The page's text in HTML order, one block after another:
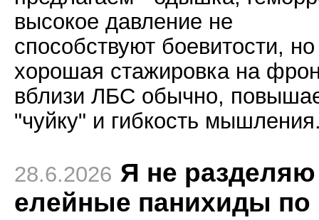
высокое давление не
способствуют боевитости, но
хорошая стажировка на
вблизи ЛБС обычно,
"чуйку" и гибкость
28.6.2026 Я не разделяю
елейные панихиды по